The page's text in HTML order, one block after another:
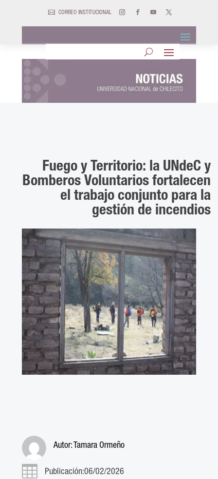
 CORREO INSTITUCIONAL
Fuego y Territorio: la UNdeC y
Bomberos Voluntarios fortalecen
el trabajo conjunto para la
gestión de incendios
Autor: Tamara Ormeño
 Publicación:06/02/2026